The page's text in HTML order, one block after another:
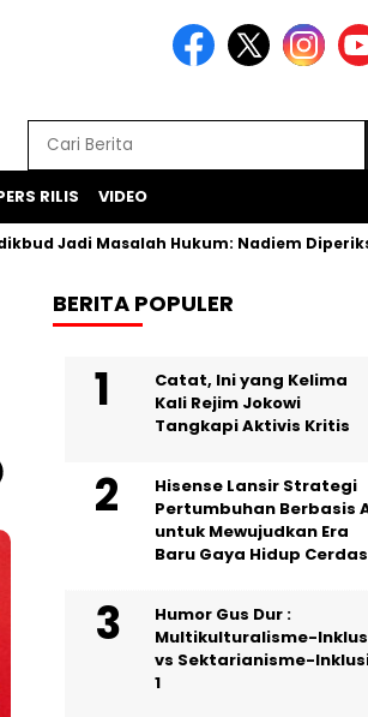
RILIS VIDEO
Jadi Masalah Hukum: Nadiem
BERITA POPULER
Catat, Ini yang Kelima
Kali Rejim Jokowi
Tangkapi Aktivis Kritis
Hisense Lansir Strategi
Pertumbuhan Berbasis
untuk Mewujudkan Era
Baru Gaya Hidup Cerdas
Humor Gus Dur :
Multikulturalisme-
vs Sektarianisme-
1